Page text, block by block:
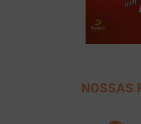
NOSSAS